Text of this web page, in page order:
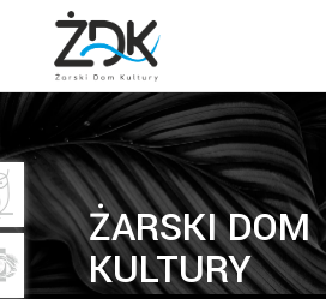
ŻARSKI DOM
KULTURY